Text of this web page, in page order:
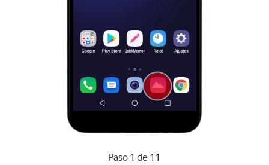
Paso 1 de 11